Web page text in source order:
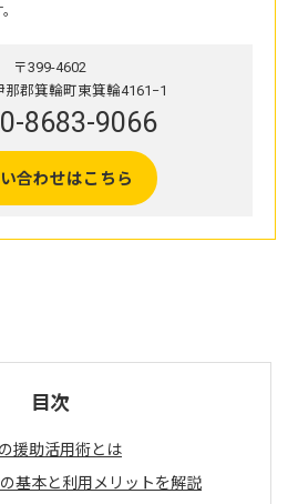
〒399-4602
那郡箕輪町東箕輪4161−1
8683-9066
合わせはこちら
目次
援助活用術とは
基本と利用メリットを解説